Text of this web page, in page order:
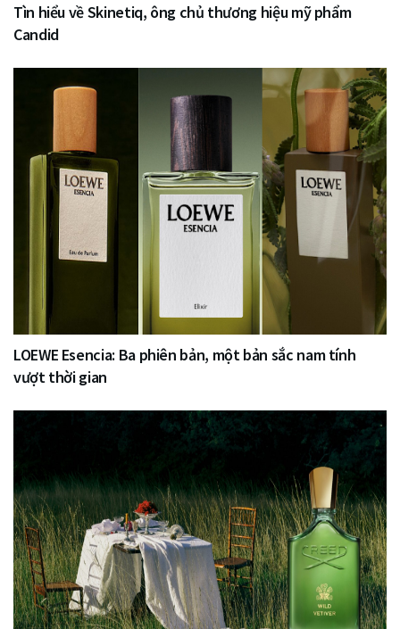
Tìn hiểu về Skinetiq, ông chủ thương hiệu mỹ phẩm
Candid
LOEWE Esencia: Ba phiên bản, một bản sắc nam tính
vượt thời gian